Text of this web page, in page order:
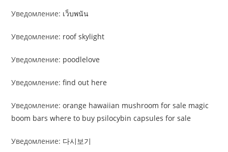
Уведомление: เว็บพนัน
Уведомление: roof skylight
Уведомление: poodlelove
Уведомление:find out here
Уведомление:orange hawaiian mushroom for sale magic
boom bars where to buy psilocybin capsules for sale
Уведомление: 다시보기